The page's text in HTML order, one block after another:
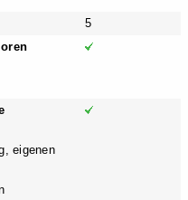
5
eigenen